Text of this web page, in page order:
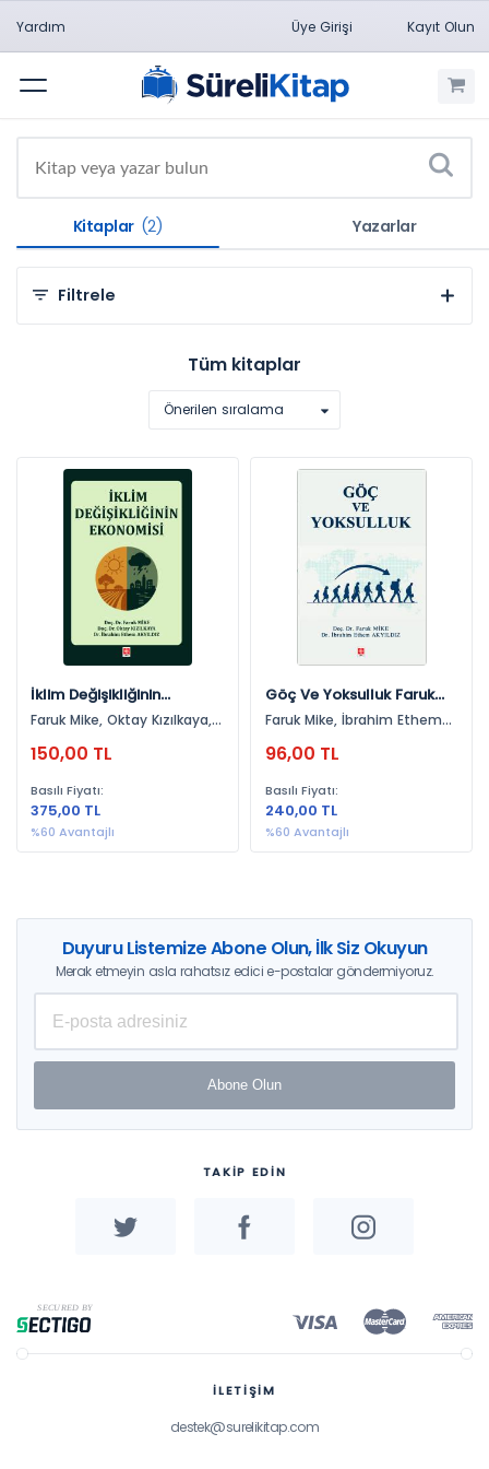
Yardım Üye Girişi Kayıt Olun
Menü
Kitaplar (2) Yazarlar
Filtrele
Konulara Göre
Ekonomi (1)
Sosyal Bilimler (1)
Yayınevlerine Göre
Ekin Yayınevi (2)
Yıllara Göre
2025 (2)
Tüm kitaplar
Önerilen sıralama
İklim Değişikliğinin
Ekonomisi Faruk Mike
Faruk Mike, Oktay Kızılkaya,
150,00 TL
Basılı Fiyatı:
375,00 TL
%60 Avantajlı
Göç Ve Yoksulluk Faruk
Mike
Faruk Mike, İbrahim Ethem
96,00 TL
Basılı Fiyatı:
240,00 TL
%60 Avantajlı
Duyuru Listemize Abone Olun, İlk Siz Okuyun
Merak etmeyin asla rahatsız edici e-postalar göndermiyoruz.
Abone Olun
TAKİP EDİN
İLETİŞİM
destek@surelikitap.com